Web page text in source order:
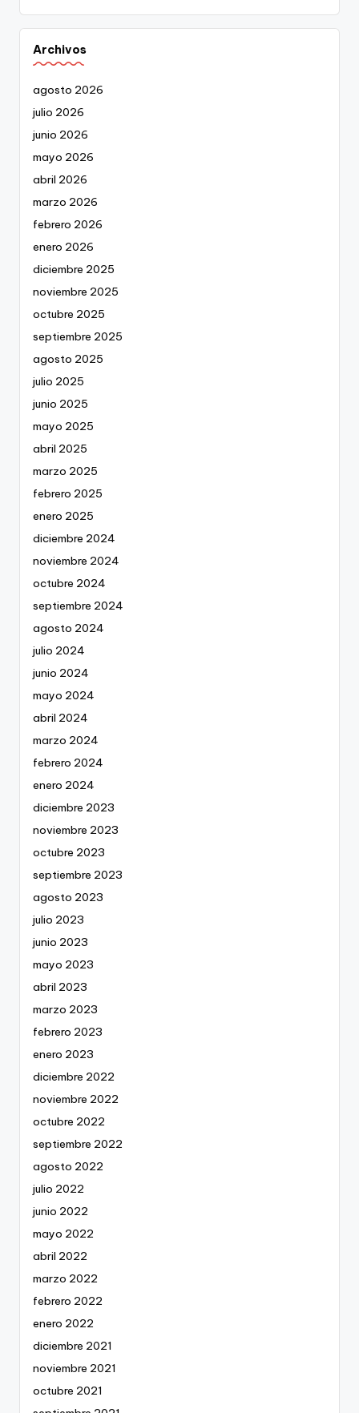
Archivos
agosto 2026
julio 2026
junio 2026
mayo 2026
abril 2026
marzo 2026
febrero 2026
enero 2026
diciembre 2025
noviembre 2025
octubre 2025
septiembre 2025
agosto 2025
julio 2025
junio 2025
mayo 2025
abril 2025
marzo 2025
febrero 2025
enero 2025
diciembre 2024
noviembre 2024
octubre 2024
septiembre 2024
agosto 2024
julio 2024
junio 2024
mayo 2024
abril 2024
marzo 2024
febrero 2024
enero 2024
diciembre 2023
noviembre 2023
octubre 2023
septiembre 2023
agosto 2023
julio 2023
junio 2023
mayo 2023
abril 2023
marzo 2023
febrero 2023
enero 2023
diciembre 2022
noviembre 2022
octubre 2022
septiembre 2022
agosto 2022
julio 2022
junio 2022
mayo 2022
abril 2022
marzo 2022
febrero 2022
enero 2022
diciembre 2021
noviembre 2021
octubre 2021